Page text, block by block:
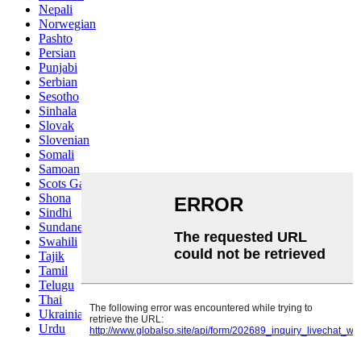
Nepali
Norwegian
Pashto
Persian
Punjabi
Serbian
Sesotho
Sinhala
Slovak
Slovenian
Somali
Samoan
Scots Gaelic
Shona
Sindhi
Sundanese
Swahili
Tajik
Tamil
Telugu
Thai
Ukrainian
Urdu